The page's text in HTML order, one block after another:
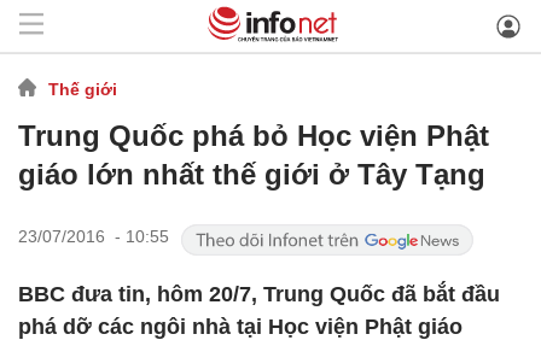
Thế giới
Trung Quốc phá bỏ Học viện Phật
giáo lớn nhất thế giới ở Tây Tạng
23/07/2016 - 10:55
BBC đưa tin, hôm 20/7, Trung Quốc đã bắt đầu
phá dỡ các ngôi nhà tại Học viện Phật giáo